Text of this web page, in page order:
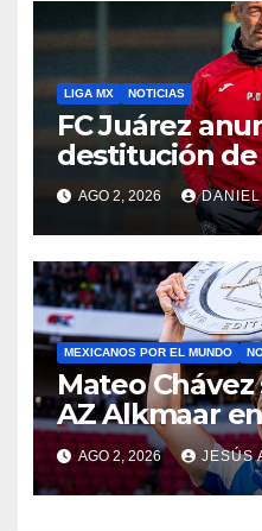
LIGA MX NOTICIAS
FC Juárez
destitución de
AGO 2, 2026
MEXICANOS POR EL MUNDO
Mateo
AZ Alkmaar
de Países
AGO 2, 2026 JESÚS